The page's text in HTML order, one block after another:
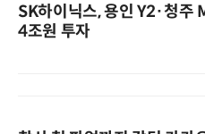
SK하이닉스, 용인 Y2·청주
4조원 투자